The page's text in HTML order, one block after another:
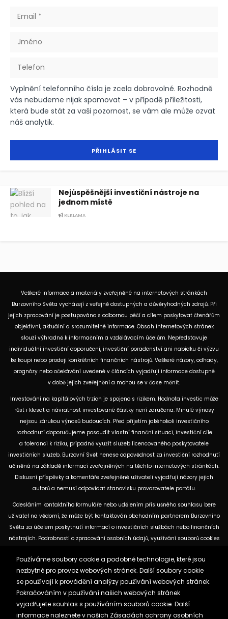
Vyplnění telefonního čísla je zcela dobrovolné. Rozhodně
vás nebudeme nijak spamovat – v případě příležitosti,
která bude stát za vaši pozornost, se vám ale může ozvat
náš analytik.
Nejúspěšnější investiční nástroje na
jednom místě
REKLAMA
Veškeré informace a materiály zveřejněné na internetových stránkách
Burzovního Světa vycházejí z veřejně dostupných a důvěryhodných zdrojů. Při
jejich zpracování je postupováno s odbornou péčí a cílem poskytovat čtenářům
objektivní, aktuální a srozumitelné informace. Obsah internetových stránek
slouží výhradně k informačním a vzdělávacím účelům. Nepředstavuje
individuální investiční doporučení, investiční poradenství ani nabídku či výzvu
ke koupi nebo prodeji konkrétních finančních nástrojů. Veškeré názory, odhady,
prognózy nebo očekávání uvedené v článcích vyjadřují informace dostupné
v době jejich zveřejnění a mohou se v čase měnit.
Investování na kapitálových trzích je spojeno s rizikem. Hodnota investic může
růst i klesat a návratnost investované částky není zaručena. Minulé výnosy
nejsou zárukou výnosů budoucích. Před přijetím jakéhokoli investičního
rozhodnutí doporučujeme posoudit vlastní finanční situaci, investiční cíle
a toleranci k riziku, případně využít služeb licencovaného poskytovatele
investičních služeb. Burzovní Svět nenese odpovědnost za investiční rozhodnutí
učiněná na základě informací zveřejněných na těchto internetových stránkách.
Diskusní příspěvky a komentáře zveřejněné uživateli vyjadřují názory jejich
autorů a nemusí odpovídat stanovisku provozovatele portálu.
Odesláním kontaktního formuláře nebo udělením příslušného souhlasu bere
uživatel na vědomí, že může být kontaktován obchodním partnerem Burzovního
Světa za účelem poskytnutí informací o investičních službách nebo finančních
nástrojích. Podrobnosti o zpracování osobních údajů, využívání souborů cookies
dostupných na těchto internetových stránkách. U jednotlivých článků mohou
být uvedeny informace o použitých zdrojích, datu původní analýzy nebo datu,
ke kterému se vztahují uvedené tržní údaje.
Zásady ochrany osobních údajů a cookies
Používáme soubory cookie a podobné technologie, které jsou
nezbytné pro provoz webových stránek. Další soubory cookie
se používají k provádění analýzy používání webových stránek.
Pokračováním v používání našich webových stránek
vyjadřujete souhlas s používáním souborů cookie. Další
informace naleznete v našich Zásadách ochrany osobních